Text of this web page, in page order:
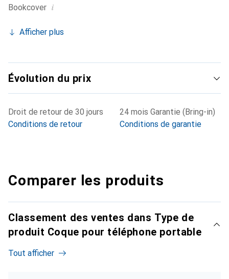
Bookcover i
Afficher plus
Évolution du prix
Droit de retour de 30 jours
Conditions de retour
24 mois Garantie (Bring-in)
Conditions de garantie
Comparer les produits
Classement des ventes dans Type de
produit Coque pour téléphone portable
Tout afficher